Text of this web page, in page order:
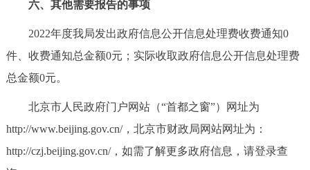
六、其他需要报告的事项
2022年度我局发出政府信息公开信息处理费收费通知0
件、收费通知总金额0元；实际收取政府信息公开信息处理费
总金额0元。
北京市人民政府门户网站（“首都之窗”）网址为
http://www.beijing.gov.cn/，北京市财政局网站网址为：
http://czj.beijing.gov.cn/，如需了解更多政府信息，请登录查